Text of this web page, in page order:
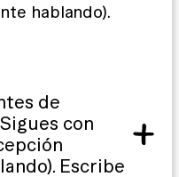
hablando).
de
con
Escribe